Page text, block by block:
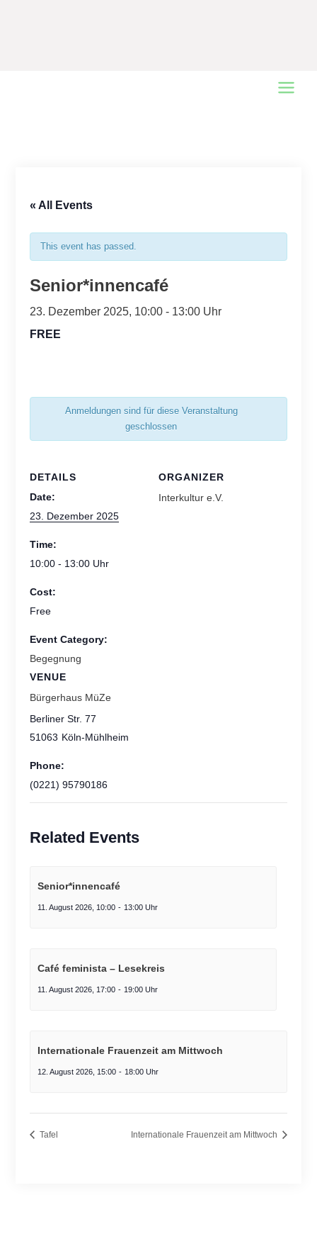
Main
« All Events
This event has passed.
Senior*innencafé
23. Dezember 2025, 10:00 - 13:00
FREE
DETAILS
Date:
23. Dezember 2025
Time:
10:00 - 13:00
Cost:
Free
Event Category:
Begegnung
VENUE
Bürgerhaus MüZe
Berliner Str. 77
Köln-Mühlheim
51063
Phone:
(0221) 95790186
ORGANIZER
Interkultur e.V.
Anmeldungen sind für diese Veranstaltung
geschlossen
Related Events
Senior*innencafé
11. August 2026, 10:00 - 13:00
Café feminista – Lesekreis
11. August 2026, 17:00 - 19:00
Internationale Frauenzeit am Mittwoch
12. August 2026, 15:00 - 18:00
Tafel Internationale Frauenzeit am Mittwoch